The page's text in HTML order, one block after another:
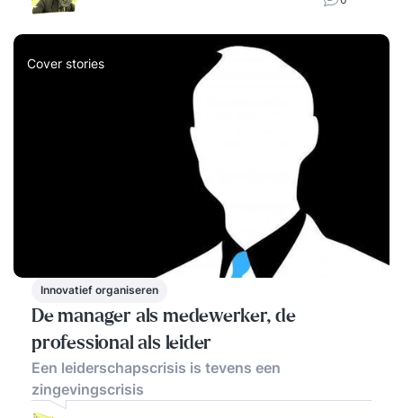
Cover stories
Innovatief organiseren
De manager als medewerker, de
professional als leider
Een leiderschapscrisis is tevens een
zingevingscrisis